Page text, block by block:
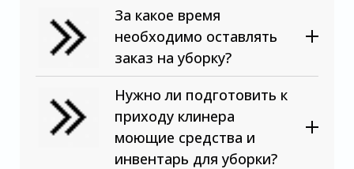
За какое время
необходимо оставлять
заказ на уборку?
Нужно ли подготовить к
приходу клинера
моющие средства и
инвентарь для уборки?